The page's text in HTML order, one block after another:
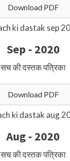
Download PDF
Sep - 2020
सच की दस्तक पत्रिका
Download PDF
Aug - 2020
सच की दस्तक पत्रिका